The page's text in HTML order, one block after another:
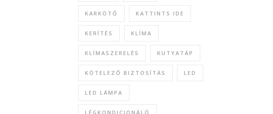
KARKÖTŐ KATTINTS IDE
KERÍTÉS KLÍMA
KLÍMASZERELÉS KUTYATÁP
KÖTELEZŐ BIZTOSÍTÁS LED
LED LÁMPA
LÉGKONDICIONÁLÓ